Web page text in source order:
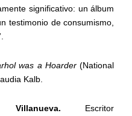
significativo: un álbum
testimonio de consumismo,
was a Hoarder(National
Kalb.
Villanueva. Escritor